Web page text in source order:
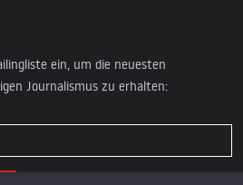
ein, um die neuesten
Journalismus zu erhalten: